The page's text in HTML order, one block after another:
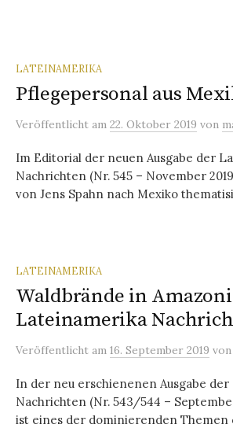
LATEINAMERIKA
Pflegepersonal aus
Veröffentlicht am 22. Oktober 2019 von
Im Editorial der neuen Ausgabe der
Nachrichten (Nr. 545 – November
von Jens Spahn nach Mexiko
LATEINAMERIKA
Waldbrände in
Lateinamerika
Veröffentlicht am 16. September 2019 von
In der neu erschienenen Ausgabe
Nachrichten (Nr. 543/544 –
ist eines der dominierenden Themen